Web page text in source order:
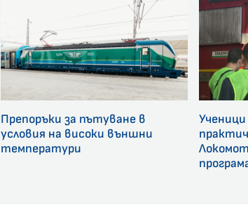
Препоръки за пътуване в
условия на високи външни
температури